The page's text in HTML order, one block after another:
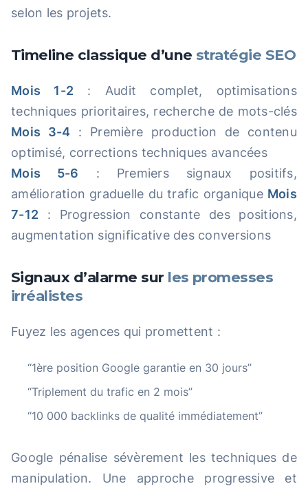
selon les projets.
Timeline classique d’une stratégie SEO
Mois 1-2 : Audit complet, optimisations
techniques prioritaires, recherche de mots-clés
Mois 3-4 : Première production de contenu
optimisé, corrections techniques avancées
Mois 5-6 : Premiers signaux positifs,
amélioration graduelle du trafic organique Mois
7-12 : Progression constante des positions,
augmentation significative des conversions
Signaux d’alarme sur les promesses
irréalistes
Fuyez les agences qui promettent :
“1ère position Google garantie en 30 jours”
“Triplement du trafic en 2 mois”
“10 000 backlinks de qualité immédiatement”
Google pénalise sévèrement les techniques de
manipulation. Une approche progressive et